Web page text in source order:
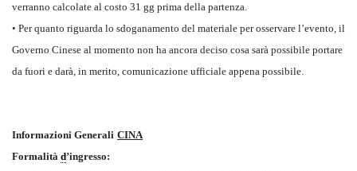
verranno calcolate al costo 31 gg prima della partenza.
• Per quanto riguarda lo sdoganamento del materiale per osservare l’evento, il
Governo Cinese al momento non ha ancora deciso cosa sarà possibile portare
da fuori e darà, in merito, comunicazione ufficiale appena possibile.
Informazioni Generali CINA
Formalità d’ingresso: